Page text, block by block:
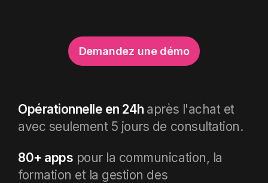
Demandez une démo
Opérationnelle en 24h après l'achat et
avec seulement 5 jours de consultation.
80+ apps pour la communication, la
formation et la gestion des